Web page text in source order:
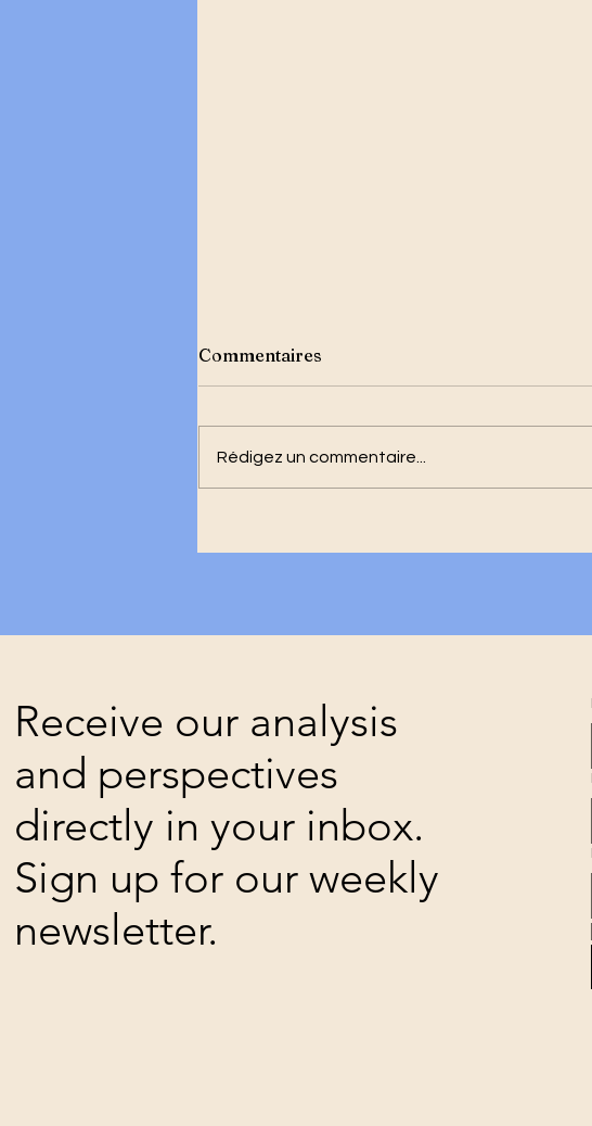
Commentaires
Rédigez un commentaire...
Receive our analysis
and perspectives
directly in your inbox.
Sign up for our weekly
newsletter.